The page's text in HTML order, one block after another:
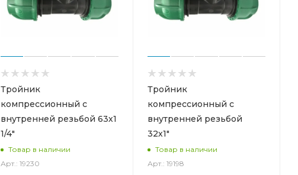
Тройник
компрессионный с
внутренней резьбой 63х1
1/4"
Товар в наличии
Арт.: 19230
Тройник
компрессионный с
внутренней резьбой
32х1"
Товар в наличии
Арт.: 19198